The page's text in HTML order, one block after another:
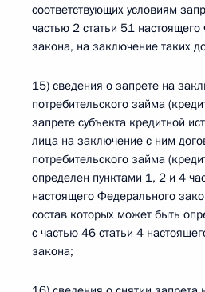
соответствующих условиям
частью 2 статьи 51
закона, на заключение таких
15) сведения о запрете на
потребительского займа
запрете субъекта кредитной
лица на заключение с ним
потребительского займа
определен пунктами 1, 2 и 4
настоящего Федерального
состав которых может быть
с частью 46 статьи 4
закона;